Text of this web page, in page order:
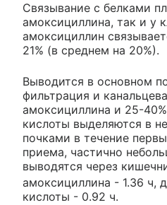
Связывание с белками
амоксициллина, так и у
амоксициллин
21% (в среднем на 20%).
Выводится в основном
фильтрация и
амоксициллина и 25-
кислоты выделяются в
почками в течение
приема, частично
выводятся через
амоксициллина - 1.36 ч,
кислоты - 0.92 ч.